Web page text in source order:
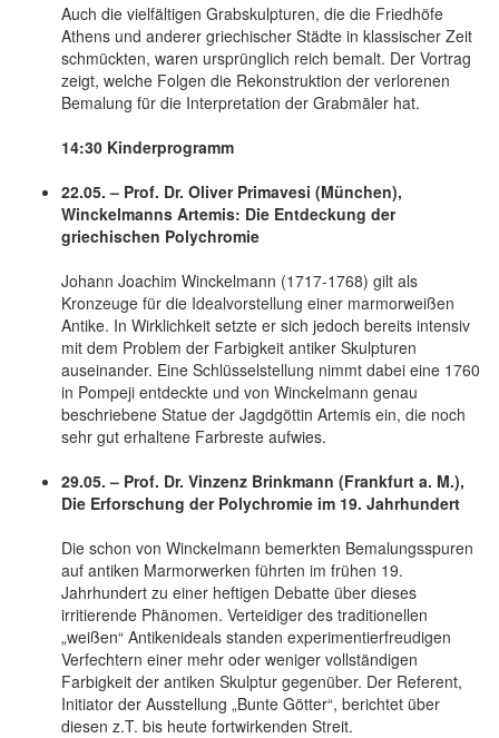
Auch die vielfältigen Grabskulpturen, die die Friedhöfe
Athens und anderer griechischer Städte in klassischer Zeit
schmückten, waren ursprünglich reich bemalt. Der Vortrag
zeigt, welche Folgen die Rekonstruktion der verlorenen
Bemalung für die Interpretation der Grabmäler hat.
14:30 Kinderprogramm
22.05. – Prof. Dr. Oliver Primavesi (München),
Winckelmanns Artemis: Die Entdeckung der
griechischen Polychromie
Johann Joachim Winckelmann (1717-1768) gilt als
Kronzeuge für die Idealvorstellung einer marmorweißen
Antike. In Wirklichkeit setzte er sich jedoch bereits intensiv
mit dem Problem der Farbigkeit antiker Skulpturen
auseinander. Eine Schlüsselstellung nimmt dabei eine 1760
in Pompeji entdeckte und von Winckelmann genau
beschriebene Statue der Jagdgöttin Artemis ein, die noch
sehr gut erhaltene Farbreste aufwies.
29.05. – Prof. Dr. Vinzenz Brinkmann (Frankfurt a. M.),
Die Erforschung der Polychromie im 19. Jahrhundert
Die schon von Winckelmann bemerkten Bemalungsspuren
auf antiken Marmorwerken führten im frühen 19.
Jahrhundert zu einer heftigen Debatte über dieses
irritierende Phänomen. Verteidiger des traditionellen
„weißen“ Antikenideals standen experimentierfreudigen
Verfechtern einer mehr oder weniger vollständigen
Farbigkeit der antiken Skulptur gegenüber. Der Referent,
Initiator der Ausstellung „Bunte Götter“, berichtet über
diesen z.T. bis heute fortwirkenden Streit.